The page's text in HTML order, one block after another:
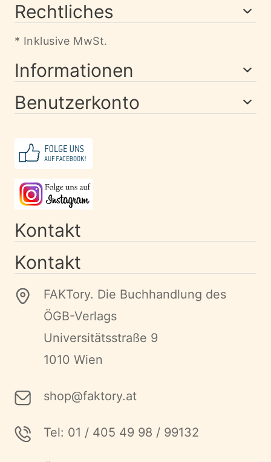
Rechtliches
* Inklusive MwSt.
Informationen
Benutzerkonto
Kontakt
Kontakt
FAKTory. Die Buchhandlung des
ÖGB-Verlags
Universitätsstraße 9
1010 Wien
shop@faktory.at
Tel: 01 / 405 49 98 / 99132